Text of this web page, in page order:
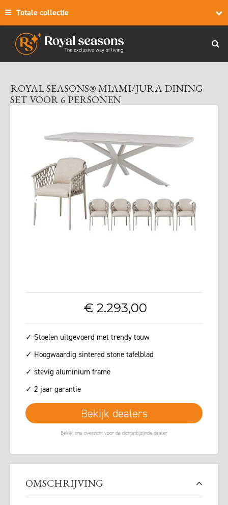
Totale collectie
ROYAL SEASONS® MIAMI/JURA DINING
SET VOOR 6 PERSONEN
€ 2.293,00
✓ Stoelen uitgevoerd met trendy touw
✓ Hoogwaardig sintered stone tafelblad
✓ stevig aluminium frame
✓ 2 jaar garantie
Bekijk dealers
OMSCHRIJVING